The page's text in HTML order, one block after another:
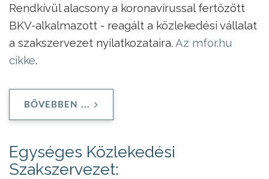
Rendkívül alacsony a koronavírussal fertőzött
BKV-alkalmazott - reagált a közlekedési vállalat
a szakszervezet nyilatkozataira. Az mfor.hu
cikke.
BŐVEBBEN ...
Egységes Közlekedési
Szakszervezet: